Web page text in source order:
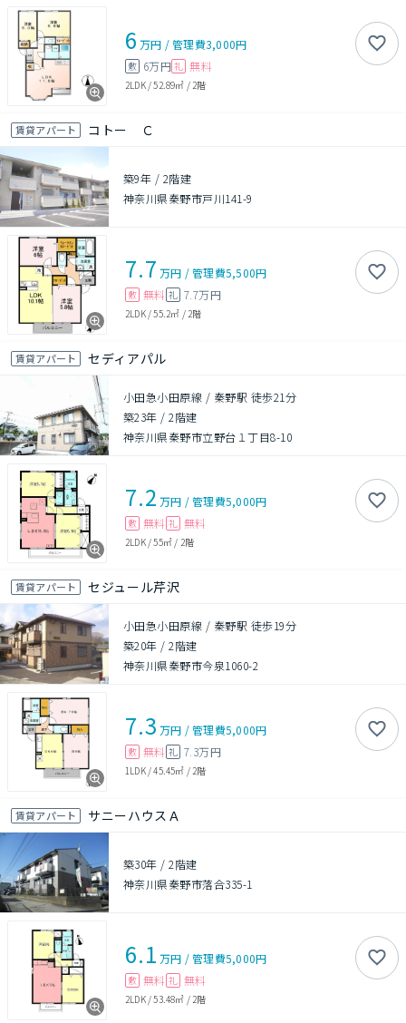
6 万円 /管理費3,000円
敷 6万円 礼 無料
2LDK/52.89㎡ / 2階
賃貸アパート コトー Ｃ
築9年 / 2階建
神奈川県秦野市戸川141-9
7.7 万円 /管理費5,500円
敷 無料 礼 7.7万円
2LDK/55.2㎡ / 2階
賃貸アパート セディアパル
小田急小田原線 / 秦野駅 徒歩21分
築23年 /2階建
神奈川県秦野市立野台１丁目8-10
7.2 万円 /管理費5,000円
敷 無料 礼 無料
2LDK/55㎡ / 2階
賃貸アパート セジュール芹沢
小田急小田原線 / 秦野駅 徒歩19分
築20年 /2階建
神奈川県秦野市今泉1060-2
7.3 万円 /管理費5,000円
敷 無料 礼 7.3万円
1LDK/45.45㎡ / 2階
賃貸アパート サニーハウスＡ
築30年 /2階建
神奈川県秦野市落合335-1
6.1 万円 /管理費5,000円
敷 無料 礼 無料
2LDK/53.48㎡ / 2階